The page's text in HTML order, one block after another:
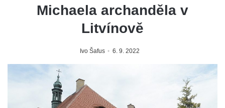
Michaela archanděla v
Litvínově
Ivo Šafus 6. 9. 2022